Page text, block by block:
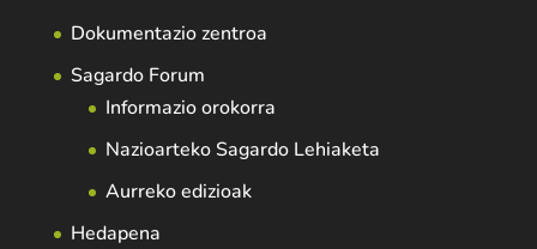
Dokumentazio zentroa
Sagardo Forum
Informazio orokorra
Nazioarteko Sagardo Lehiaketa
Aurreko edizioak
Hedapena